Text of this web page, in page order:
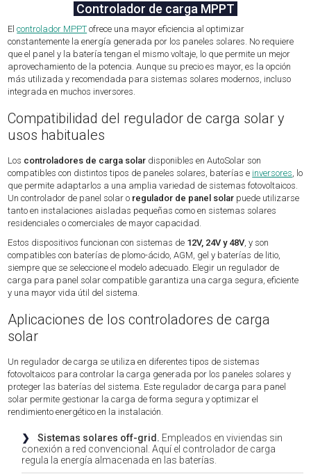
Controlador de carga MPPT
Elcontrolador MPPT ofrece una mayor eficiencia al optimizar
constantemente la energía generada por los paneles solares. No requiere
que el panel y la batería tengan el mismo voltaje, lo que permite un mejor
aprovechamiento de la potencia. Aunque su precio es mayor, es la opción
más utilizada y recomendada para sistemas solares modernos, incluso
integrada en muchos inversores.
Compatibilidad del regulador de carga solar y
usos habituales
Los controladores de carga solar disponibles en AutoSolar son
compatibles con distintos tipos de paneles solares, baterías e inversores, lo
que permite adaptarlos a una amplia variedad de sistemas fotovoltaicos.
Un controlador de panel solar o regulador de panel solar puede utilizarse
tanto en instalaciones aisladas pequeñas como en sistemas solares
residenciales o comerciales de mayor capacidad.
Estos dispositivos funcionan con sistemas de 12V, 24V y 48V, y son
compatibles con baterías de plomo-ácido, AGM, gel y baterías de litio,
siempre que se seleccione el modelo adecuado. Elegir un regulador de
carga para panel solar compatible garantiza una carga segura, eficiente
y una mayor vida útil del sistema.
Aplicaciones de los controladores de carga
solar
Un regulador de carga se utiliza en diferentes tipos de sistemas
fotovoltaicos para controlar la carga generada por los paneles solares y
proteger las baterías del sistema. Este regulador de carga para panel
solar permite gestionar la carga de forma segura y optimizar el
rendimiento energético en la instalación.
❯ Sistemas solares off-grid. Empleados en viviendas sin
conexión a red convencional. Aquí el controlador de carga
regula la energía almacenada en las baterías.